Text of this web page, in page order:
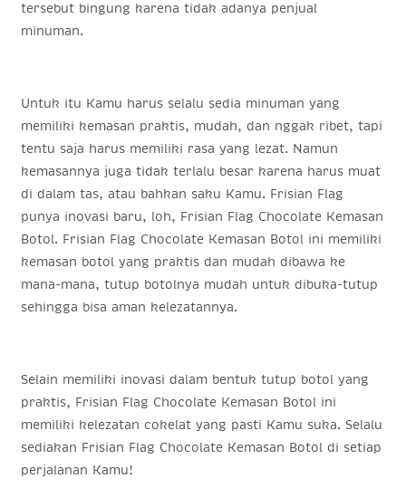
tersebut bingung karena tidak adanya penjual
minuman.
Untuk itu Kamu harus selalu sedia minuman yang
memiliki kemasan praktis, mudah, dan nggak ribet, tapi
tentu saja harus memiliki rasa yang lezat. Namun
kemasannya juga tidak terlalu besar karena harus muat
di dalam tas, atau bahkan saku Kamu. Frisian Flag
punya inovasi baru, loh, Frisian Flag Chocolate Kemasan
Botol. Frisian Flag Chocolate Kemasan Botol ini memiliki
kemasan botol yang praktis dan mudah dibawa ke
mana-mana, tutup botolnya mudah untuk dibuka-tutup
sehingga bisa aman kelezatannya.
Selain memiliki inovasi dalam bentuk tutup botol yang
praktis, Frisian Flag Chocolate Kemasan Botol ini
memiliki kelezatan cokelat yang pasti Kamu suka. Selalu
sediakan Frisian Flag Chocolate Kemasan Botol di setiap
perjalanan Kamu!